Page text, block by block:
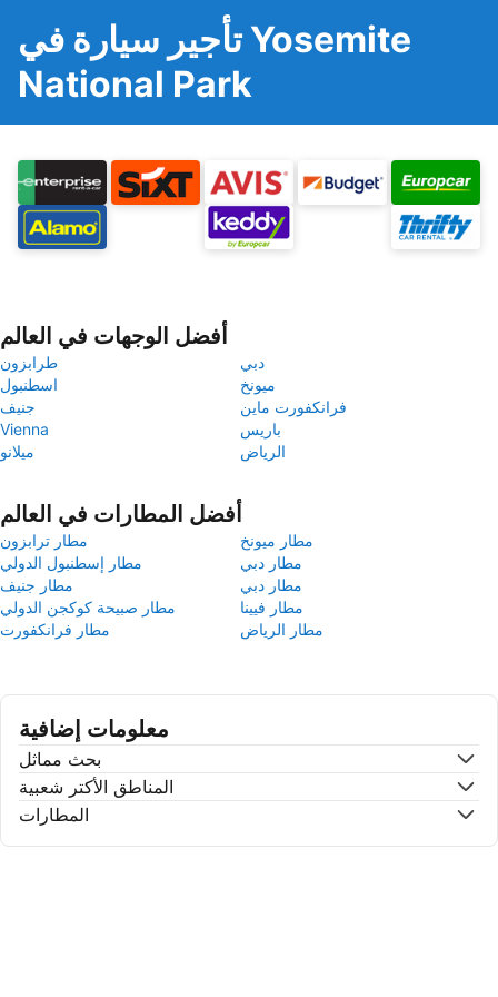
تأجير سيارة في Yosemite
National Park
أفضل الوجهات في العالم
طرابزون
دبي
اسطنبول
ميونخ
جنيف
فرانكفورت ماين
Vienna
باريس
ميلانو
الرياض
أفضل المطارات في العالم
مطار ترابزون
مطار ميونخ
مطار إسطنبول الدولي
مطار دبي
مطار جنيف
مطار دبي
مطار صبيحة كوكجن الدولي
مطار فيينا
مطار فرانكفورت
مطار الرياض
معلومات إضافية
بحث مماثل
المناطق الأكتر شعبية
المطارات